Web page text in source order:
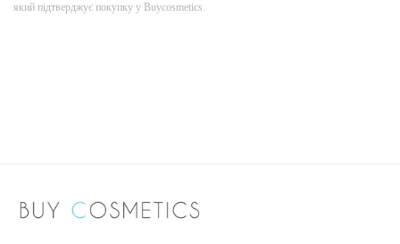
який підтверджує покупку у Buycosmetics.